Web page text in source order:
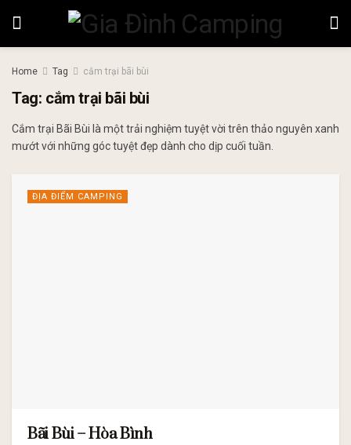
Home Tag cắm trại bãi bùi
Tag: cắm trại bãi bùi
Cắm trại Bãi Bùi là một trải nghiệm tuyệt vời trên thảo nguyên xanh
mướt với những góc tuyệt đẹp dành cho dịp cuối tuần.
ĐỊA ĐIỂM CAMPING
Bãi Bùi – Hòa Bình